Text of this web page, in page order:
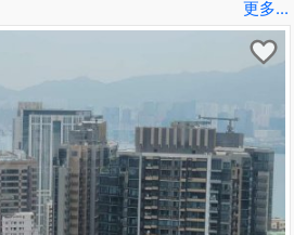
更多...